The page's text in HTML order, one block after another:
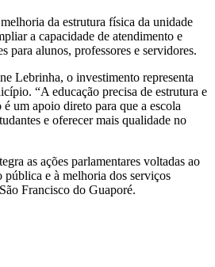
da estrutura física da unidade
a capacidade de atendimento e
para alunos, professores e servidores.
Lebrinha, o investimento representa
“A educação precisa de estrutura e
um apoio direto para que a escola
e oferecer mais qualidade no
as ações parlamentares voltadas ao
pública e à melhoria dos serviços
Francisco do Guaporé.